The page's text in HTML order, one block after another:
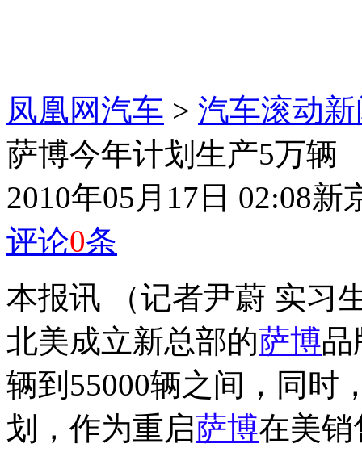
凤凰网汽车 > 汽车滚动
萨博今年计划生产5万辆
2010年05月17日 02:08新
评论0条
本报讯 （记者尹蔚 实习
北美成立新总部的萨博品
辆到55000辆之间，同时
划，作为重启萨博在美销